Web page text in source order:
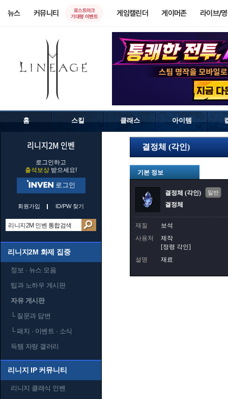
뉴스 커뮤니티
로스트아크
기대평 이벤트
게임캘린더 게이머존 라이브/
홈 스킬 클래스 아이템
리니지2M 인벤
로그인하고
출석보상 받으세요!
로그인
회원가입 ID/PW 찾기
리니지2M 화제 집중
정보 · 뉴스 모음
팁과 노하우 게시판
자유 게시판
└질문과 답변
└패치 · 이벤트 · 소식
득템 자랑 갤러리
리니지 IP 커뮤니티
리니지 클래식 인벤
결정체 (각인)
기본 정보
결정체 (각인) 일반
결정체
재질
보석
사용처
제작
[정령 각인]
설명
재료